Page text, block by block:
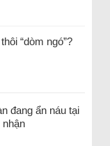
“dòm ngó”?
đang ẩn náu tại